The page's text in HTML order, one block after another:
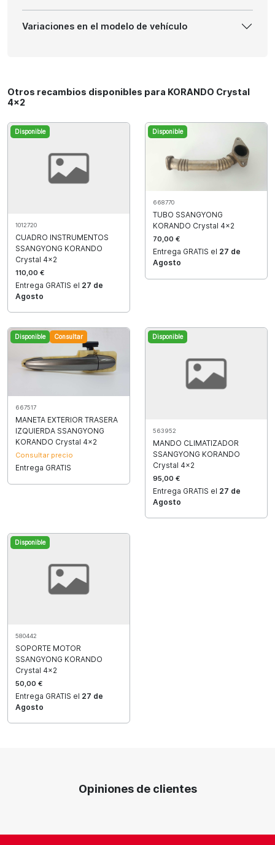
Variaciones en el modelo de vehículo
Otros recambios disponibles para KORANDO Crystal
4x2
Disponible
1012720
CUADRO INSTRUMENTOS
SSANGYONG KORANDO
Crystal 4x2
110,00 €
Entrega GRATIS el 27 de
Agosto
Disponible
668770
TUBO SSANGYONG
KORANDO Crystal 4x2
70,00 €
Entrega GRATIS el 27 de
Agosto
Disponible Consultar
667517
MANETA EXTERIOR TRASERA
IZQUIERDA SSANGYONG
KORANDO Crystal 4x2
Consultar precio
Entrega GRATIS
Disponible
563952
MANDO CLIMATIZADOR
SSANGYONG KORANDO
Crystal 4x2
95,00 €
Entrega GRATIS el 27 de
Agosto
Disponible
580442
SOPORTE MOTOR
SSANGYONG KORANDO
Crystal 4x2
50,00 €
Entrega GRATIS el 27 de
Agosto
Opiniones de clientes